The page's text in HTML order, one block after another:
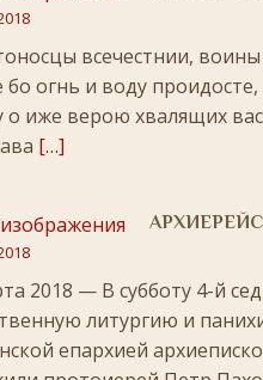
всечестнии,
бо огнь и воду
о иже верою хвалящих
[…]
2018 — В субботу 4-й
литургию и
епархией